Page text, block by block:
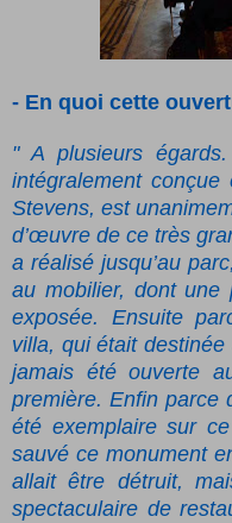
- En quoi cette
" A plusieurs
intégralement
Stevens, est
d’œuvre de ce très
a réalisé jusqu’au
au mobilier, dont
exposée. Ensuite
villa, qui était destinée
jamais été ouverte
première. Enfin parce
été exemplaire sur
sauvé ce monument
allait être détruit,
spectaculaire de